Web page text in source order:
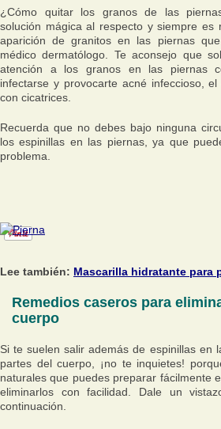
¿Cómo quitar los granos de las
solución mágica al respecto y siempre es
aparición de granitos en las piernas
médico dermatólogo. Te aconsejo que
atención a los granos en las piernas
infectarse y provocarte acné infeccioso,
con cicatrices.
Recuerda que no debes bajo ninguna
los espinillas en las piernas, ya que
problema.
Lee también: Mascarilla hidratante para
Remedios caseros para
cuerpo
Si te suelen salir además de espinillas en
partes del cuerpo, ¡no te inquietes!
naturales que puedes preparar fácilmente
eliminarlos con facilidad. Dale un
continuación.